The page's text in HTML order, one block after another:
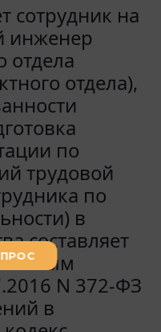
сотрудник на
инженер
отдела
отдела),
по
трудовой
по
в
составляет
N 372-ФЗ
в